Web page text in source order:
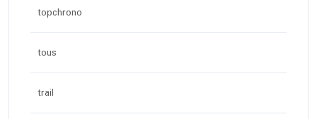
topchrono
tous
trail